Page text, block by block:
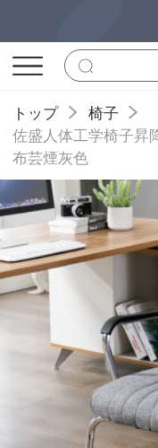
トップ
椅子
佐盛人体工学椅子昇
布芸煙灰色